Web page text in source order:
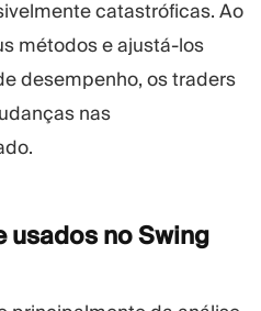
catastróficas. Ao
métodos e ajustá-los
desempenho, os traders
nas
no Swing